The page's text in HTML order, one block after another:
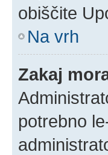
obiščite
Na vrh
Zakaj
potrebno